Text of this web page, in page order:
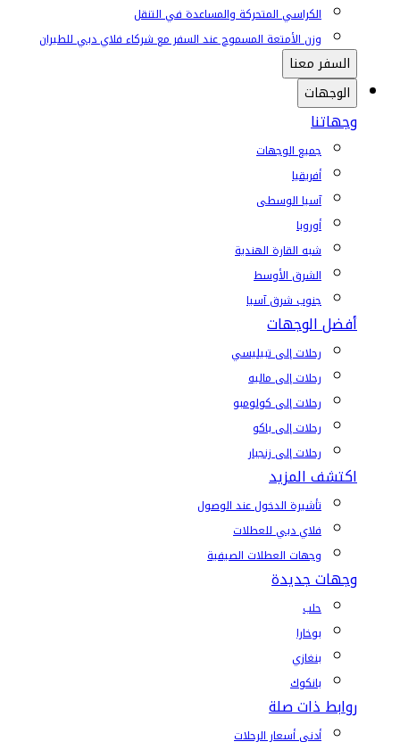
الكراسي المتحركة والمساعدة في التنقل
وزن الأمتعة المسموح عند السفر مع شركاء فلاي دبي للطيران
السفر معنا
الوجهات
وجهاتنا
جميع الوجهات
أفريقيا
آسيا الوسطى
أوروبا
شبه القارة الهندية
الشرق الأوسط
جنوب شرق آسيا
أفضل الوجهات
رحلات إلى تبيليسي
رحلات إلى ماليه
رحلات إلى كولومبو
رحلات إلى باكو
رحلات إلى زنجبار
اكتشف المزيد
تأشيرة الدخول عند الوصول
فلاي دبي للعطلات
وجهات العطلات الصيفية
وجهات جديدة
حلب
بوخارا
بنغازي
بانكوك
روابط ذات صلة
أدنى أسعار الرحلات